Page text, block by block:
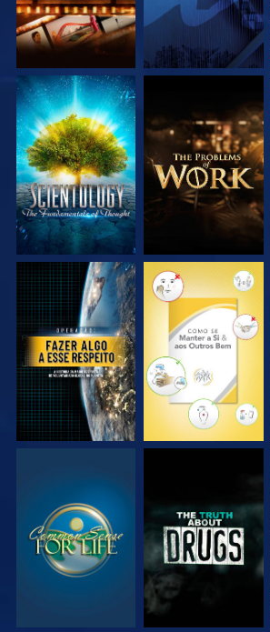
EXPLORE A SÉRIE EXPLORE A SÉRIE
VEJA VEJA
VEJA VEJA